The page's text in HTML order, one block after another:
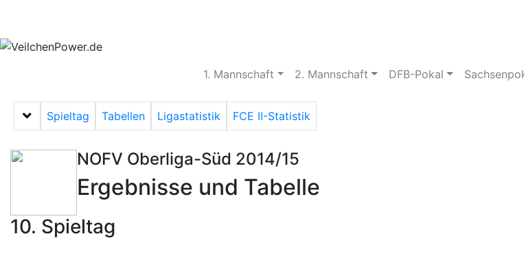
1. Mannschaft 2. Mannschaft DFB-Pokal
Menü auf-/zuklappen
Spieltag Tabellen Ligastatistik FCE II-Statistik
NOFV Oberliga-Süd 2014/15
Ergebnisse und Tabelle
10. Spieltag